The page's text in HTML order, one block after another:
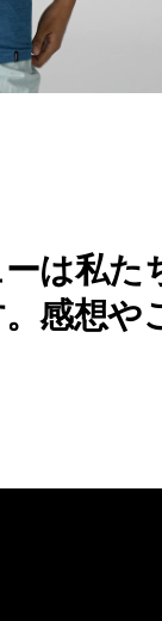
は私た
感想や